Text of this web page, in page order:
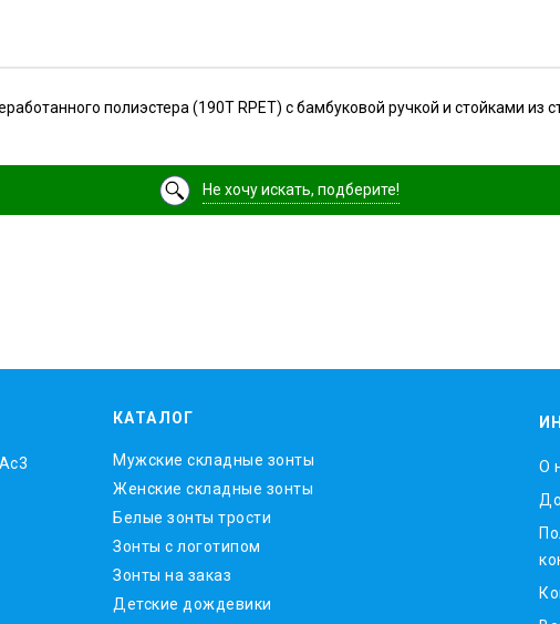
полиэстера (190T RPET) с бамбуковой ручкой и стойками из
Не хочу искать, подберите!
КАТАЛОГ
Мужские складные зонты
Женские складные зонты
Белые зонты трости
Зонты с логотипом
Зонты на заказ
Детские дождевики
O